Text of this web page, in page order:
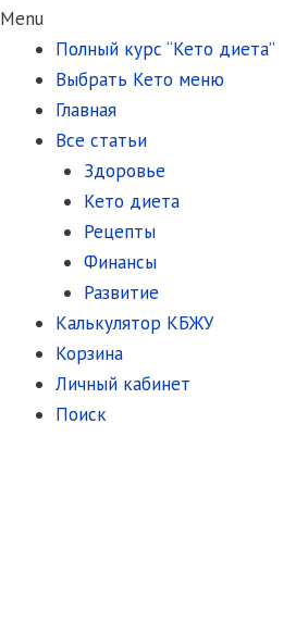
Menu
Полный курс “Кето диета”
Выбрать Кето меню
Главная
Все статьи
Здоровье
Кето диета
Рецепты
Финансы
Развитие
Калькулятор КБЖУ
Корзина
Личный кабинет
Поиск